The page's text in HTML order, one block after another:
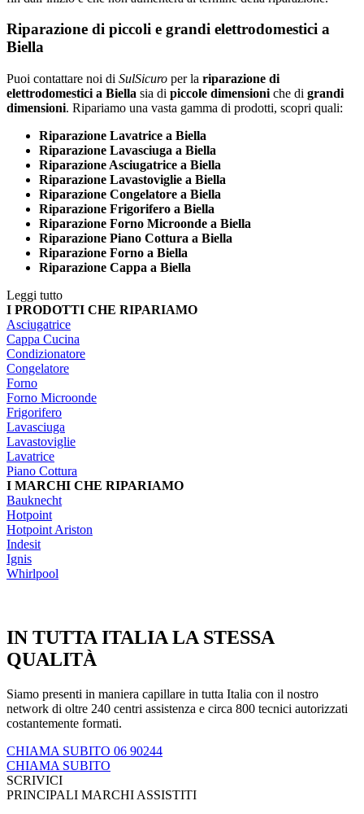
Riparazione di piccoli e grandi elettrodomestici a
Biella
Puoi contattare noi di SulSicuro per la riparazione di
elettrodomestici a Biella sia di piccole dimensioni che di grandi
dimensioni. Ripariamo una vasta gamma di prodotti, scopri quali:
Riparazione Lavatrice a Biella
Riparazione Lavasciuga a Biella
Riparazione Asciugatrice a Biella
Riparazione Lavastoviglie a Biella
Riparazione Congelatore a Biella
Riparazione Frigorifero a Biella
Riparazione Forno Microonde a Biella
Riparazione Piano Cottura a Biella
Riparazione Forno a Biella
Riparazione Cappa a Biella
Leggi tutto
I PRODOTTI CHE RIPARIAMO
Asciugatrice
Cappa Cucina
Condizionatore
Congelatore
Forno
Forno Microonde
Frigorifero
Lavasciuga
Lavastoviglie
Lavatrice
Piano Cottura
I MARCHI CHE RIPARIAMO
Bauknecht
Hotpoint
Hotpoint Ariston
Indesit
Ignis
Whirlpool
IN TUTTA ITALIA LA STESSA
QUALITÀ
Siamo presenti in maniera capillare in tutta Italia con il nostro
network di oltre 240 centri assistenza e circa 800 tecnici autorizzati
costantemente formati.
CHIAMA SUBITO 06 90244
CHIAMA SUBITO
SCRIVICI
PRINCIPALI MARCHI ASSISTITI